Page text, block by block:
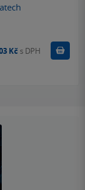
Kč s DPH Koupit